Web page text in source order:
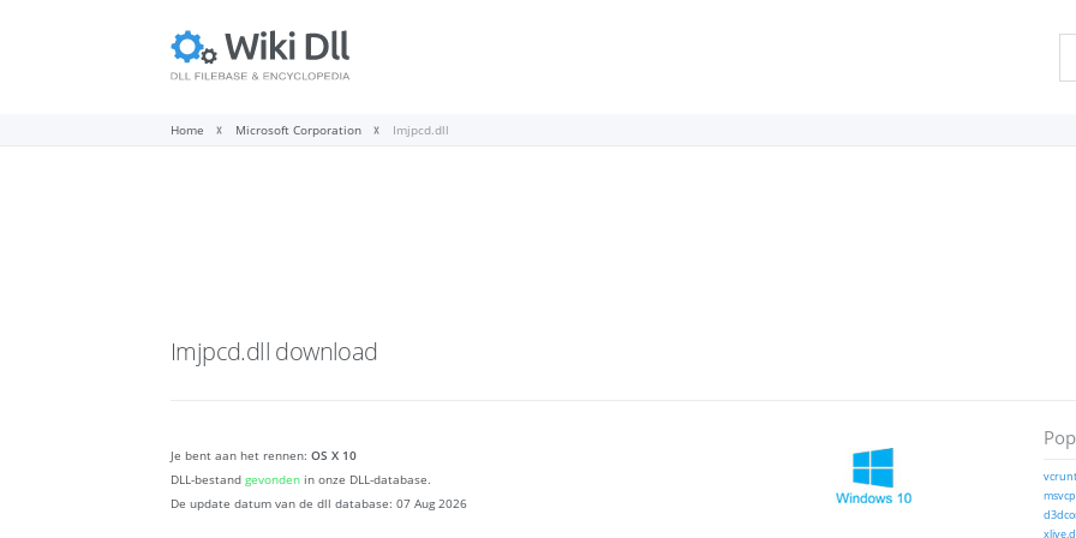
Home Microsoft Corporation Imjpcd.dll
Imjpcd.dll download
Je bent aan het rennen: OS X 10
DLL-bestand gevonden in onze DLL-database.
De update datum van de dll database: 07 Aug 2026